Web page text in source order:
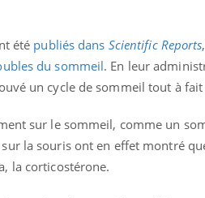
été publiés dans Scientific Reports
du sommeil. En leur
un cycle de sommeil tout à
sur le sommeil, comme un
la souris ont en effet montré
la corticostérone.